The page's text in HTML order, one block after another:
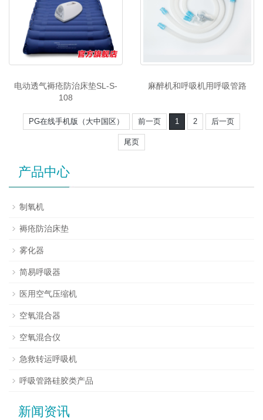
电动透气褥疮防治床垫SL-S-
108
麻醉机和呼吸机用呼吸管路
PG在线手机版（大中国区） 前一页 1 2 后一页
尾页
产品中心
制氧机
褥疮防治床垫
雾化器
简易呼吸器
医用空气压缩机
空氧混合器
空氧混合仪
急救转运呼吸机
呼吸管路硅胶类产品
新闻资讯